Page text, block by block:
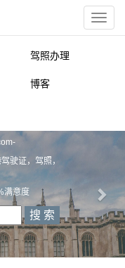
驾照办理
博客
-
驶证，驾照，
满意度